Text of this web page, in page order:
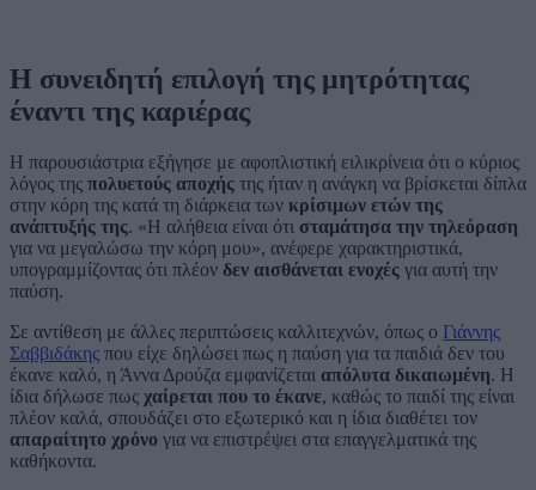
Η συνειδητή επιλογή της μητρότητας
έναντι της καριέρας
Η παρουσιάστρια εξήγησε με αφοπλιστική ειλικρίνεια ότι ο κύριος
λόγος της πολυετούς αποχής της ήταν η ανάγκη να βρίσκεται δίπλα
στην κόρη της κατά τη διάρκεια των κρίσιμων ετών της
ανάπτυξής της. «Η αλήθεια είναι ότι σταμάτησα την τηλεόραση
για να μεγαλώσω την κόρη μου», ανέφερε χαρακτηριστικά,
υπογραμμίζοντας ότι πλέον δεν αισθάνεται ενοχές για αυτή την
παύση.
Σε αντίθεση με άλλες περιπτώσεις καλλιτεχνών, όπως ο Γιάννης
Σαββιδάκης που είχε δηλώσει πως η παύση για τα παιδιά δεν του
έκανε καλό, η Άννα Δρούζα εμφανίζεται απόλυτα δικαιωμένη. Η
ίδια δήλωσε πως χαίρεται που το έκανε, καθώς το παιδί της είναι
πλέον καλά, σπουδάζει στο εξωτερικό και η ίδια διαθέτει τον
απαραίτητο χρόνο για να επιστρέψει στα επαγγελματικά της
καθήκοντα.